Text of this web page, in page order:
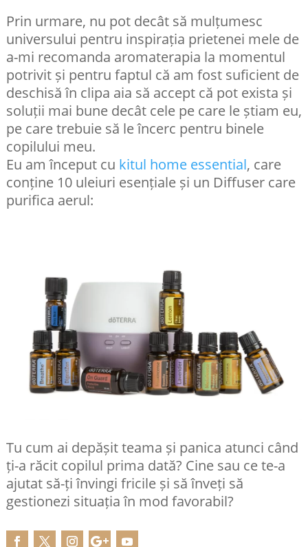
Prin urmare, nu pot decât să mulțumesc
universului pentru inspirația prietenei mele de
a-mi recomanda aromaterapia la momentul
potrivit și pentru faptul că am fost suficient de
deschisă în clipa aia să accept că pot exista și
soluții mai bune decât cele pe care le știam eu,
pe care trebuie să le încerc pentru binele
copilului meu.
Eu am început cu kitul home essential, care
conține 10 uleiuri esențiale și un Diffuser care
purifica aerul:
Tu cum ai depășit teama și panica atunci când
ți-a răcit copilul prima dată? Cine sau ce te-a
ajutat să-ți învingi fricile și să înveți să
gestionezi situația în mod favorabil?